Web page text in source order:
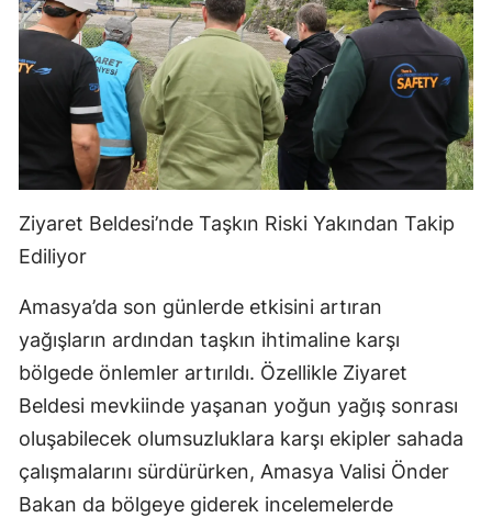
Ziyaret Beldesi’nde Taşkın Riski Yakından Takip
Ediliyor
Amasya’da son günlerde etkisini artıran
yağışların ardından taşkın ihtimaline karşı
bölgede önlemler artırıldı. Özellikle Ziyaret
Beldesi mevkiinde yaşanan yoğun yağış sonrası
oluşabilecek olumsuzluklara karşı ekipler sahada
çalışmalarını sürdürürken, Amasya Valisi Önder
Bakan da bölgeye giderek incelemelerde